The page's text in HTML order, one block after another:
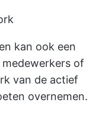
kan ook een
of
van de actief
overnemen.